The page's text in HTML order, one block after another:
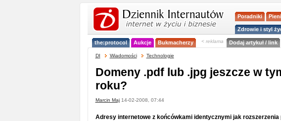
Poradniki
Zdrowie i styl
the:protocol Aukcje Bukmacherzy < reklama Dodaj artykuł / link
DI Wiadomości Technologie
Domeny .pdf lub .jpg jeszcze w
roku?
Marcin Maj14-02-2008, 07:44
Adresy internetowe z końcówkami identycznymi jak rozszerzenia